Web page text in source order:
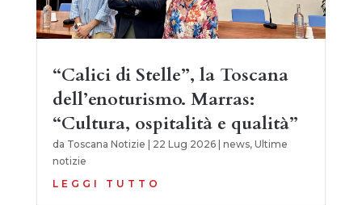
“Calici di Stelle”, la Toscana
dell’enoturismo. Marras:
“Cultura, ospitalità e qualità”
da Toscana Notizie 22 Lug 2026| news, Ultime
notizie
LEGGI TUTTO